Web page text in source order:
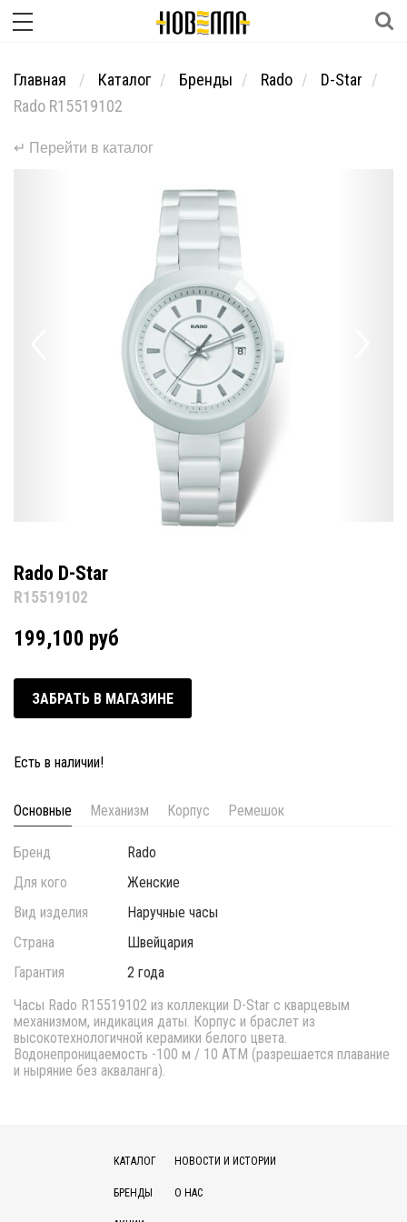
Главная Каталог Бренды Rado
D-Star
Rado R15519102
↵ Перейти в каталог
Rado D-Star
R15519102
199,100 руб
ЗАБРАТЬ В МАГАЗИНЕ
Есть в наличии!
Основные Механизм Корпус Ремешок
Бренд
Rado
Для кого
Женские
Вид изделия
Наручные часы
Страна
Швейцария
Гарантия
2 года
Часы Rado R15519102 из коллекции D-Star с кварцевым
механизмом, индикация даты. Корпус и браслет из
высокотехнологичной керамики белого цвета.
Водонепроницаемость -100 м / 10 АТМ (разрешается плавание
и ныряние без акваланга).
КАТАЛОГ
БРЕНДЫ
НОВОСТИ И ИСТОРИИ
О НАС